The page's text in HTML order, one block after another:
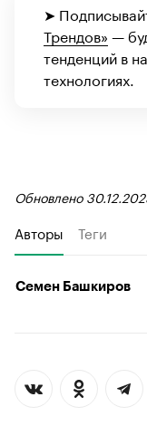
➤
Трендов» —
тенденций в
технологиях.
Обновлено
Авторы Теги
Семен Башкиров